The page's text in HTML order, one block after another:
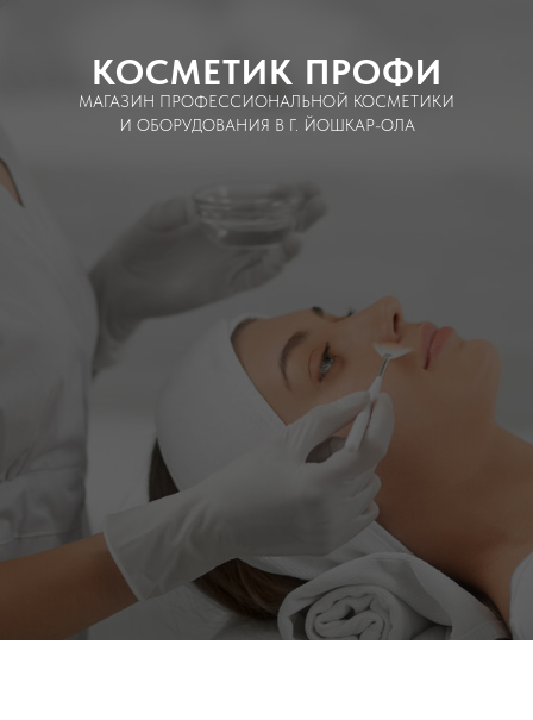
КОСМЕТИК ПРОФИ
МАГАЗИН ПРОФЕССИОНАЛЬНОЙ КОСМЕТИКИ
И ОБОРУДОВАНИЯ В Г. ЙОШКАР-ОЛА